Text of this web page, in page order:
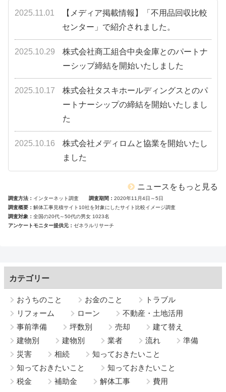
2025.11.01
【メディア掲載情報】「不用品回収比較
センター」で紹介されました。
2025.10.29
株式会社商工組合中央金庫とのパートナ
ーシップ締結を開始いたしました
2025.10.17
株式会社タスキホールディングスとのパ
ートナーシップの締結を開始いたしまし
た
2025.10.16
株式会社メディロムと協業を開始いたし
ました
ニュースをもっと見る
調査方法 インターネット調査 調査期間
2020年11月4日～5日
調査概要
解体工事見積サイト10社を対象にしたサイト比較イメージ調査
調査対象
全国の20代～50代の男女 1023名
アンケートモニター提供元
ゼネラルリサーチ
カテゴリー
おうちのこと お金のこと
トラブル
リフォーム
ローン
不動産・土地活用
事前準備
坪数別 売却
建て替え
建物別
建物別 業者 流れ
準備
災害
相続
知っておきたいこと
知っておきたいこと
知っておきたいこと
税金
補助金 解体工事 費用